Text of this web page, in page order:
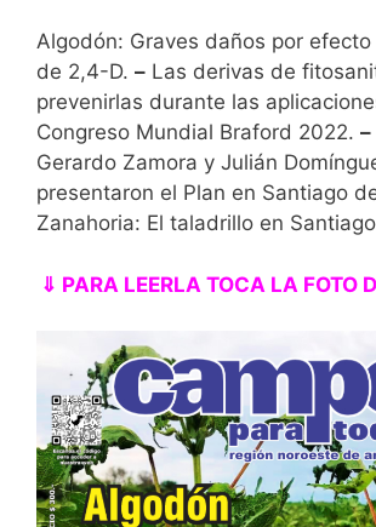
Algodón: Graves daños por
de 2,4-D. – Las derivas de
prevenirlas durante las
Congreso Mundial Braford 2022. –
Gerardo Zamora y Julián
presentaron el Plan en Santiago
Zanahoria: El taladrillo en
⇓ PARA LEERLA TOCA LA FOTO